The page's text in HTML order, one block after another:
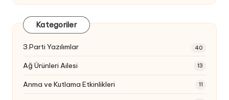
Kategoriler
3.Parti Yazılımlar 40
Ağ Ürünleri Ailesi 13
Anma ve Kutlama Etkinlikleri 11